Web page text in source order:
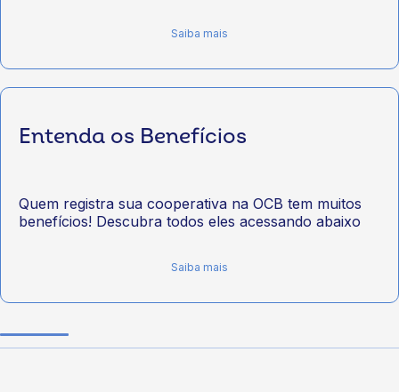
Saiba mais
Entenda os Benefícios
Quem registra sua cooperativa na OCB tem muitos
benefícios! Descubra todos eles acessando abaixo
Saiba mais